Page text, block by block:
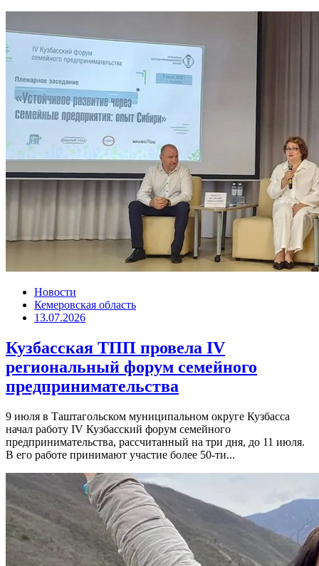
Новости
Кемеровская область
13.07.2026
Кузбасская ТПП провела IV
региональный форум семейного
предпринимательства
9 июля в Таштагольском муниципальном округе Кузбасса
начал работу IV Кузбасский форум семейного
предпринимательства, рассчитанный на три дня, до 11 июля.
В его работе принимают участие более 50-ти...